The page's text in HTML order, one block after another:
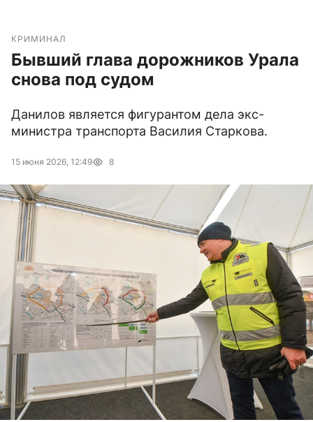
КРИМИНАЛ
Бывший глава дорожников Урала
снова под судом
Данилов является фигурантом дела экс-
министра транспорта Василия Старкова.
15 июня 2026, 12:49 8